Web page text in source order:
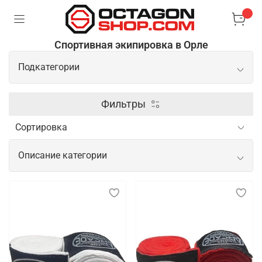
Спортивная экипировка в Орле
Подкатегории
Защита
Фильтры
Описание категории
тренировок, показательных
Спортивная экипировка играет важнейшую роль в
обеспечении безопасности, комфорта и